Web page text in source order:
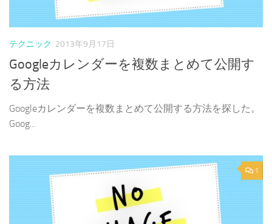
テクニック 2013年9月17日
Googleカレンダーを複数まとめて公開す
る方法
Googleカレンダーを複数まとめて公開する方法を探した。
Goog...
1